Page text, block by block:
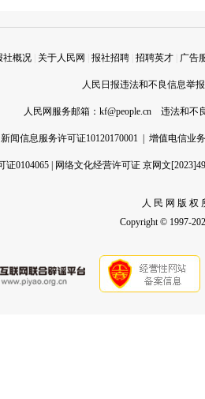
社概况 关于人民网 报社招聘 招聘英才 广告
人民日报违法和不良信息举
人民网服务邮箱： kf@people.cn 违法和不
闻信息服务许可证10120170001 增值电信业
证0104065| 网络文化经营许可证 京网文
人 民 网 版 权
Copyright © 1997-